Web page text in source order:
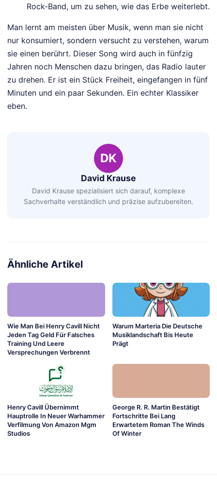
Rock-Band, um zu sehen, wie das Erbe weiterlebt.
Man lernt am meisten über Musik, wenn man sie nicht
nur konsumiert, sondern versucht zu verstehen, warum
sie einen berührt. Dieser Song wird auch in fünfzig
Jahren noch Menschen dazu bringen, das Radio lauter
zu drehen. Er ist ein Stück Freiheit, eingefangen in fünf
Minuten und ein paar Sekunden. Ein echter Klassiker
eben.
DK
David Krause
David Krause spezialisiert sich darauf, komplexe
Sachverhalte verständlich und präzise aufzubereiten.
Ähnliche Artikel
Wie Man Bei Henry Cavill Nicht
Jeden Tag Geld Für Falsches
Training Und Leere
Versprechungen Verbrennt
Warum Marteria Die Deutsche
Musiklandschaft Bis Heute
Prägt
Henry Cavill Übernimmt
Hauptrolle In Neuer Warhammer
Verfilmung Von Amazon Mgm
Studios
George R. R. Martin Bestätigt
Fortschritte Bei Lang
Erwartetem Roman The Winds
Of Winter